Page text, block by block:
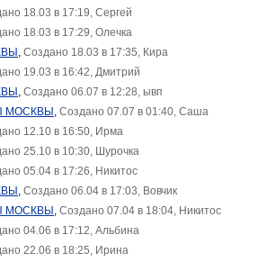
18.03 в 17:19, Сергей
18.03 в 17:29, Олечка
, Создано 18.03 в 17:35, Кира
19.03 в 16:42, Дмитрий
, Создано 06.07 в 12:28, ывп
МОСКВЫ , Создано 07.07 в 01:40, Саша
12.10 в 16:50, Ирма
25.10 в 10:30, Шурочка
05.04 в 17:26, Никитос
, Создано 06.04 в 17:03, Вовчик
МОСКВЫ , Создано 07.04 в 18:04, Никитос
04.06 в 17:12, Альбинa
22.06 в 18:25, Ирина